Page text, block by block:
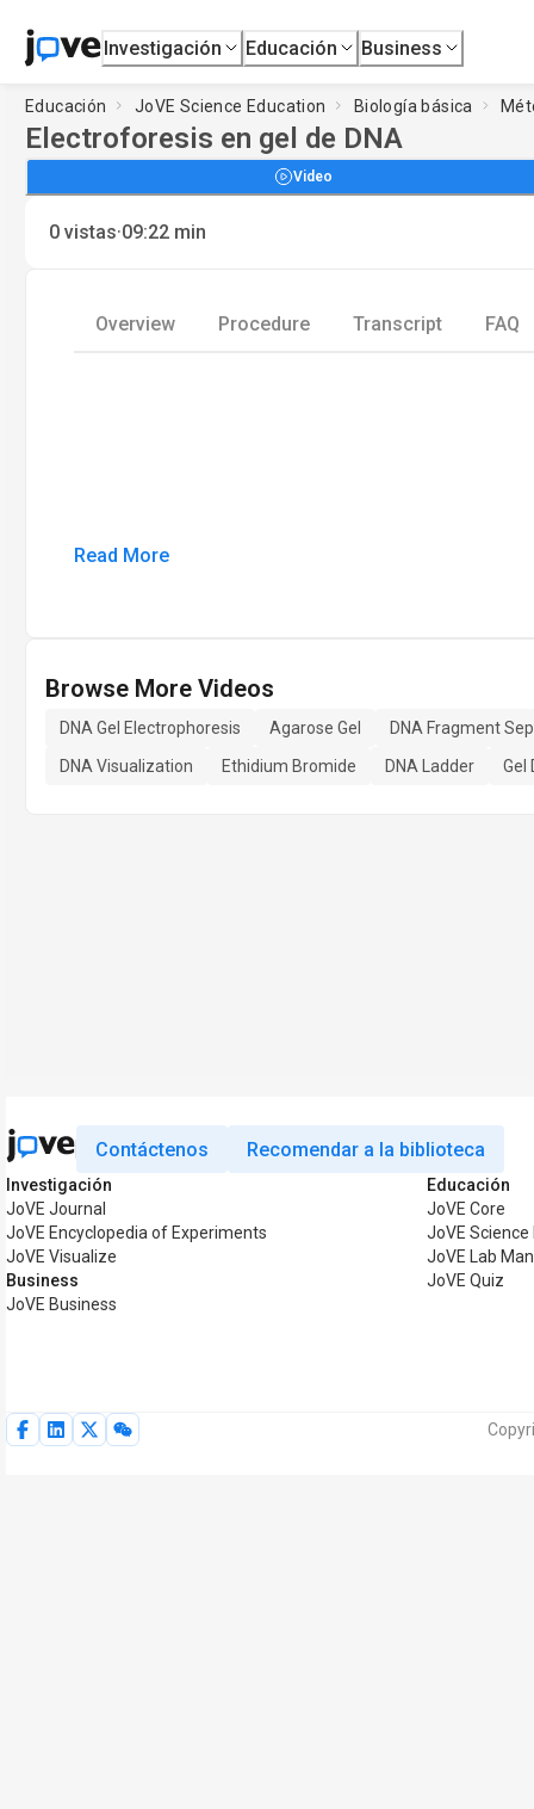
Investigación Educación Business
Educación JoVE Science Education Biología básica
Electroforesis en gel de DNA
Video
0 vistas·09:22 min
Overview Procedure Transcript FAQ
Read More
Browse More Videos
DNA Gel Electrophoresis Agarose Gel
DNA Fragment
DNA Visualization
Ethidium Bromide DNA Ladder Gel
Contáctenos Recomendar a la biblioteca
Investigación
JoVE Journal
JoVE Encyclopedia of Experiments
JoVE Visualize
Business
JoVE Business
Educación
JoVE Core
JoVE Science
JoVE Lab
JoVE Quiz